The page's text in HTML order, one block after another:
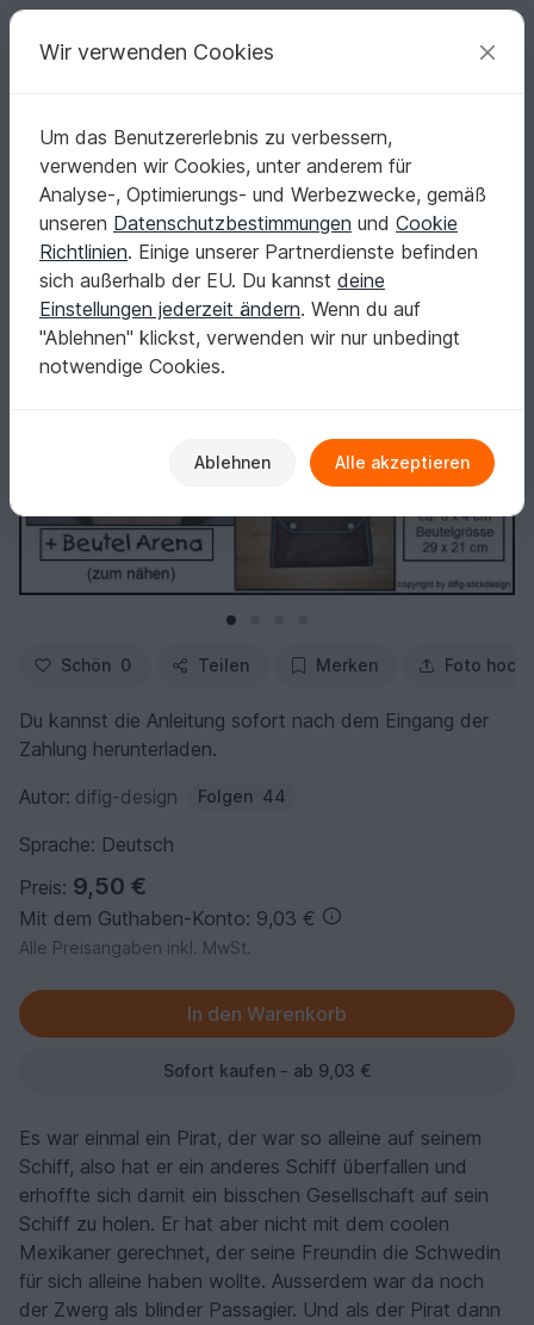
Deine kreativen Ideen
Deutsch | € (EUR) einloggen Kostenlos registrieren
Startseite Sticken
ITH - Stickdateien
Spiele & Beschäftigung
Ith Stickdateien Fingerpuppen für den 10x10 Rahmen und Beutel
Ith Stickdateien Fingerpuppen für den 10x10
Rahmen und Beutel Arena zum nähen
Schön 0 Teilen Merken Foto
Du kannst die Anleitung sofort nach dem Eingang der
Zahlung herunterladen.
Autor: difig-design Folgen 44
Sprache: Deutsch
Preis: 9,50 €
Mit dem Guthaben-Konto: 9,03 €
Alle Preisangaben inkl. MwSt.
Sofort kaufen - ab 9,03 €
Es war einmal ein Pirat, der war so alleine auf seinem
Schiff, also hat er ein anderes Schiff überfallen und
erhoffte sich damit ein bisschen Gesellschaft auf sein
Schiff zu holen. Er hat aber nicht mit dem coolen
Mexikaner gerechnet, der seine Freundin die Schwedin
für sich alleine haben wollte. Ausserdem war da noch
der Zwerg als blinder Passagier. Und als der Pirat dann
Wir verwenden Cookies
Um das Benutzererlebnis zu verbessern,
verwenden wir Cookies, unter anderem für
Analyse-, Optimierungs- und Werbezwecke, gemäß
unseren Datenschutzbestimmungen und Cookie
Richtlinien. Einige unserer Partnerdienste befinden
sich außerhalb der EU. Du kannst deine
Einstellungen jederzeit ändern. Wenn du auf
"Ablehnen" klickst, verwenden wir nur unbedingt
notwendige Cookies.
Ablehnen Alle akzeptieren